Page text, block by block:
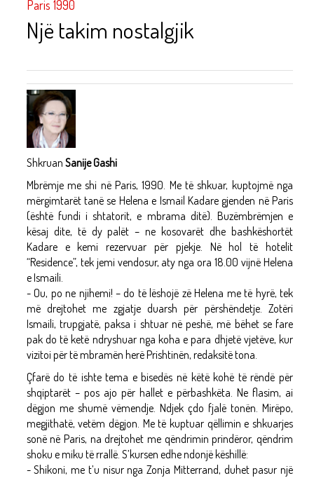
Paris 1990
Një takim nostalgjik
Shkruan Sanije Gashi
Mbrëmje me shi në Paris, 1990. Me të shkuar, kuptojmë nga
mërgimtarët tanë se Helena e Ismail Kadare gjenden në Paris
(është fundi i shtatorit, e mbrama ditë). Buzëmbrëmjen e
kësaj dite, të dy palët – ne kosovarët dhe bashkëshortët
Kadare e kemi rezervuar për pjekje. Në hol të hotelit
“Residence”, tek jemi vendosur, aty nga ora 18.00 vijnë Helena
e Ismaili.
- Ou, po ne njihemi! – do të lëshojë zë Helena me të hyrë, tek
më drejtohet me zgjatje duarsh për përshëndetje. Zotëri
Ismaili, trupgjatë, paksa i shtuar në peshë, më bëhet se fare
pak do të ketë ndryshuar nga koha e para dhjetë vjetëve, kur
vizitoi për të mbramën herë Prishtinën, redaksitë tona.
Çfarë do të ishte tema e bisedës në këtë kohë të rëndë për
shqiptarët – pos ajo për hallet e përbashkëta. Ne flasim, ai
dëgjon me shumë vëmendje. Ndjek çdo fjalë tonën. Mirëpo,
megjithatë, vetëm dëgjon. Me të kuptuar qëllimin e shkuarjes
sonë në Paris, na drejtohet me qëndrimin prindëror, qëndrim
shoku e miku të rrallë. S’kursen edhe ndonjë këshillë:
- Shikoni, me t’u nisur nga Zonja Mitterrand, duhet pasur një